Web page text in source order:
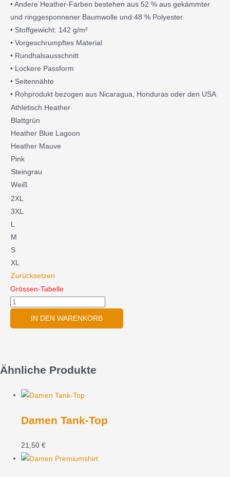
• Andere Heather-Farben bestehen aus 52 % aus gekämmter
und ringgesponnener Baumwolle und 48 % Polyester
• Stoffgewicht: 142 g/m²
• Vorgeschrumpftes Material
• Rundhalsausschnitt
• Lockere Passform
• Seitennähte
• Rohprodukt bezogen aus Nicaragua, Honduras oder den USA
Athletisch Heather
Blattgrün
Heather Blue Lagoon
Heather Mauve
Pink
Steingrau
Weiß
2XL
3XL
L
M
S
XL
Zurücksetzen
Grössen-Tabelle
Damen
Premiumshirt
Menge
IN DEN WARENKORB
Ähnliche Produkte
Damen Tank-Top
21,50€